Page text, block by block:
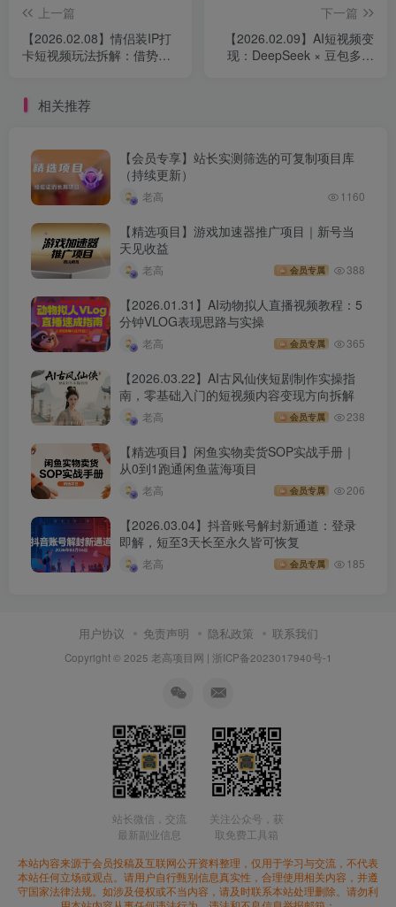
上一篇
【2026.02.08】情侣装IP打
卡短视频玩法拆解：借势
下一篇
【2026.02.09】AI短视频变
现：DeepSeek × 豆包多场
相关推荐
【会员专享】站长实测筛选的可复制项目库
（持续更新）
老高 1160
【精选项目】游戏加速器推广项目｜新号当
天见收益
老高 会员专属 388
【2026.01.31】AI动物拟人直播视频教程：5
分钟VLOG表现思路与实操
老高 会员专属 365
【2026.03.22】AI古风仙侠短剧制作实操指
南，零基础入门的短视频内容变现方向拆解
老高 会员专属 238
【精选项目】闲鱼实物卖货SOP实战手册｜
从0到1跑通闲鱼蓝海项目
老高 会员专属 206
【2026.03.04】抖音账号解封新通道：登录
即解，短至3天长至永久皆可恢复
老高 会员专属 185
用户协议 免责声明 隐私政策 联系我们
Copyright © 2025 老高项目网 | 浙ICP备2023017940号-1
站长微信，交流
最新副业信息
关注公众号，获
取免费工具箱
本站内容来源于会员投稿及互联网公开资料整理，仅用于学习与交流，不代表
本站任何立场或观点。请用户自行甄别信息真实性，合理使用相关内容，并遵
守国家法律法规。如涉及侵权或不当内容，请及时联系本站处理删除。请勿利